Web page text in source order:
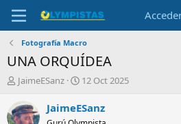
Fotografía Macro
UNA ORQUÍDEA
I
i
c
JaimeESanz
F
c
12 Oct 2025
JaimeESanz